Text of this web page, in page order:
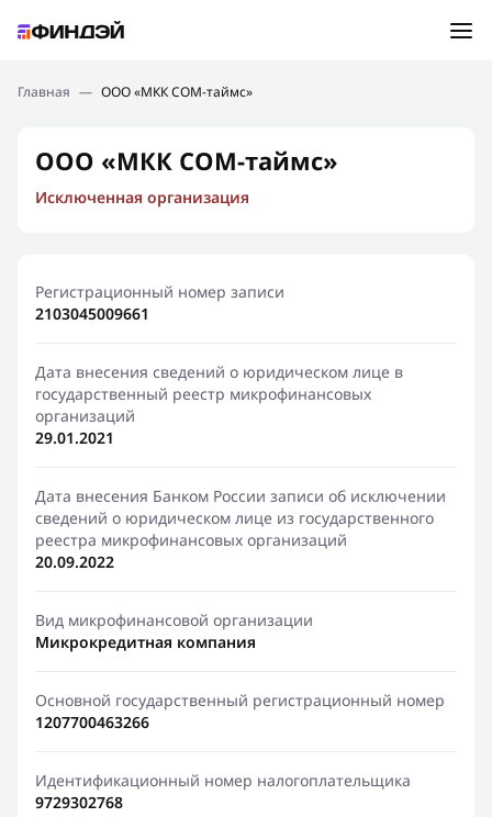
Подбор займа
Новости
Финансовое просвещение
Главная — ООО «МКК СОМ-таймс»
ООО «МКК СОМ-таймс»
Исключенная организация
Регистрационный номер записи
2103045009661
Дата внесения сведений о юридическом лице в
государственный реестр микрофинансовых
организаций
29.01.2021
Дата внесения Банком России записи об исключении
сведений о юридическом лице из государственного
реестра микрофинансовых организаций
20.09.2022
Вид микрофинансовой организации
Микрокредитная компания
Основной государственный регистрационный номер
1207700463266
Идентификационный номер налогоплательщика
9729302768
Ошибка:Контактная форма не найдена.
Спасибо, что написали нам
Мы свяжемся с Вами в ближайшее время и сообщим
результат
Отправить новый запрос